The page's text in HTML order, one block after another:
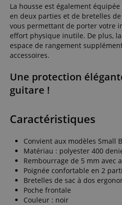
La housse est également
en deux parties et de bretelles
vous permettant de porter votre
effort physique inutile. De plus,
espace de rangement
accessoires.
Une protection
guitare !
Caractéristiques
Convient aux modèles Small
Matériau : polyester 400
Rembourrage de 5 mm avec
Poignée confortable en 2
Bretelles de sac à dos
Poche frontale
Couleur : noir